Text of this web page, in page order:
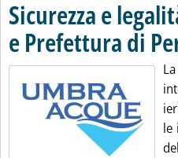
Sicurezza e
e Prefettura di
le